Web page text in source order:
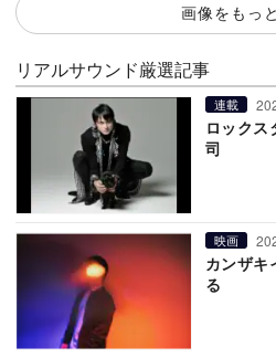
画像をもっ
リアルサウンド厳選記事
連載
ロック
司
映画
カンザキ
る